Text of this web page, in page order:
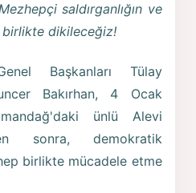
saldırganlığın ve
birlikte dikileceğiz!
Başkanları Tülay
Bakırhan, 4 Ocak
ünlü Alevi
sonra, demokratik
birlikte mücadele etme